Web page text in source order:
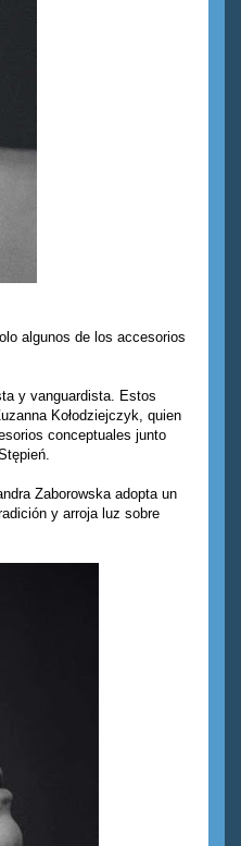
algunos de los accesorios
y vanguardista. Estos
Kołodziejczyk, quien
conceptuales junto
Zaborowska adopta un
y arroja luz sobre